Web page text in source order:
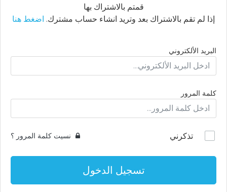
قمتم بالاشتراك بها
إذا لم تقم بالاشتراك بعد وتريد انشاء حساب مشترك. اضغط هنا
البريد الألكتروني
كلمة المرور
تذكرني نسيت كلمة المرور ؟
تسجيل الدخول